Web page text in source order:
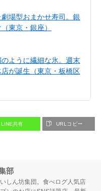
場型おまかせ寿司。銀
東京・銀座）
ように繊細な氷。週末
が誕生（東京・板橋区
LINE共有 URLコピー
部
しん坊集団。食べログ人気店